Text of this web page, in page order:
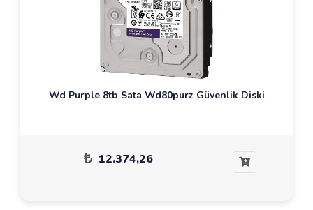
Wd Purple 8tb Sata Wd80purz Güvenlik Diski
12.374,26